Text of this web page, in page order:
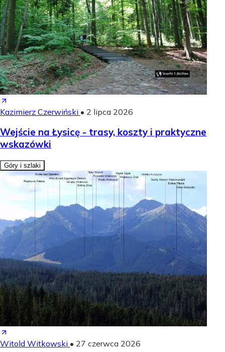
Kazimierz Czerwiński • 2 lipca 2026
Wejście na Łysicę - trasy, koszty i praktyczne
wskazówki
Góry i szlaki
Witold Witkowski • 27 czerwca 2026